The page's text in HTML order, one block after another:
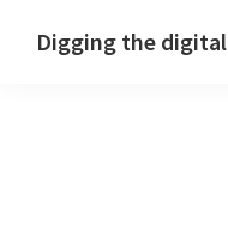
Digging the digital